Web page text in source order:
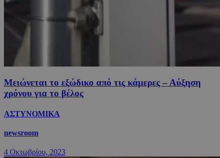
Μειώνεται το εξώδικο από τις κάμερες – Αύξηση
χρόνου για το βέλος
ΑΣΤΥΝΟΜΙΚΑ
newsroom
4 Οκτωβρίου, 2023